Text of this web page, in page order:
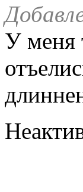
У меня